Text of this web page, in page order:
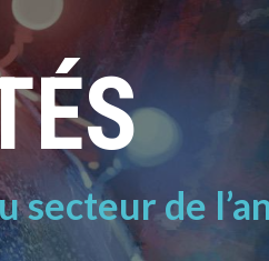
secteur de